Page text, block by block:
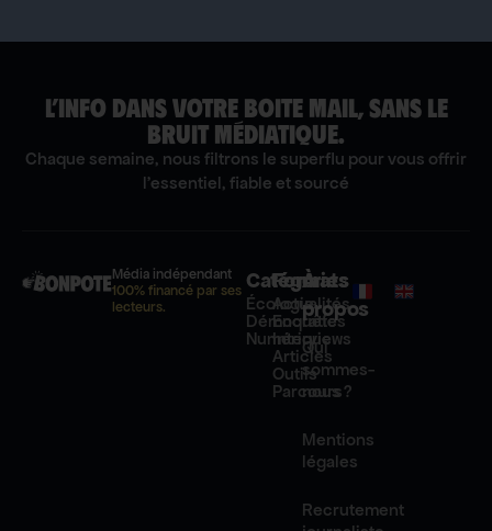
L’INFO DANS VOTRE BOITE MAIL, SANS LE
BRUIT MÉDIATIQUE.
Chaque semaine, nous filtrons le superflu pour vous offrir
l'essentiel, fiable et sourcé
Média indépendant
100% financé par ses
lecteurs.
Catégories
Écologie
Démocratie
Numérique
Formats
Actualités
Enquêtes
Interviews
Articles
Outils
Parcours
À
propos
Qui
sommes-
nous ?
Mentions
légales
Recrutement